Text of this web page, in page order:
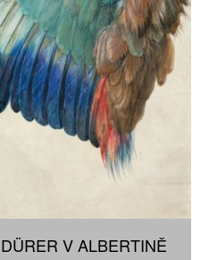
V ALBERTINĚ